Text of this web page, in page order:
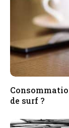
de surf ?